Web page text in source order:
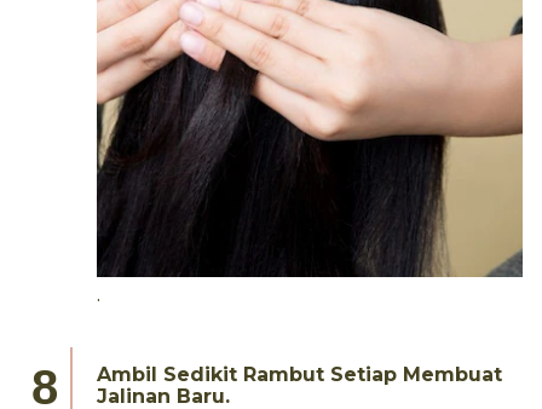
.
Ambil Sedikit Rambut Setiap Membuat
Jalinan Baru.